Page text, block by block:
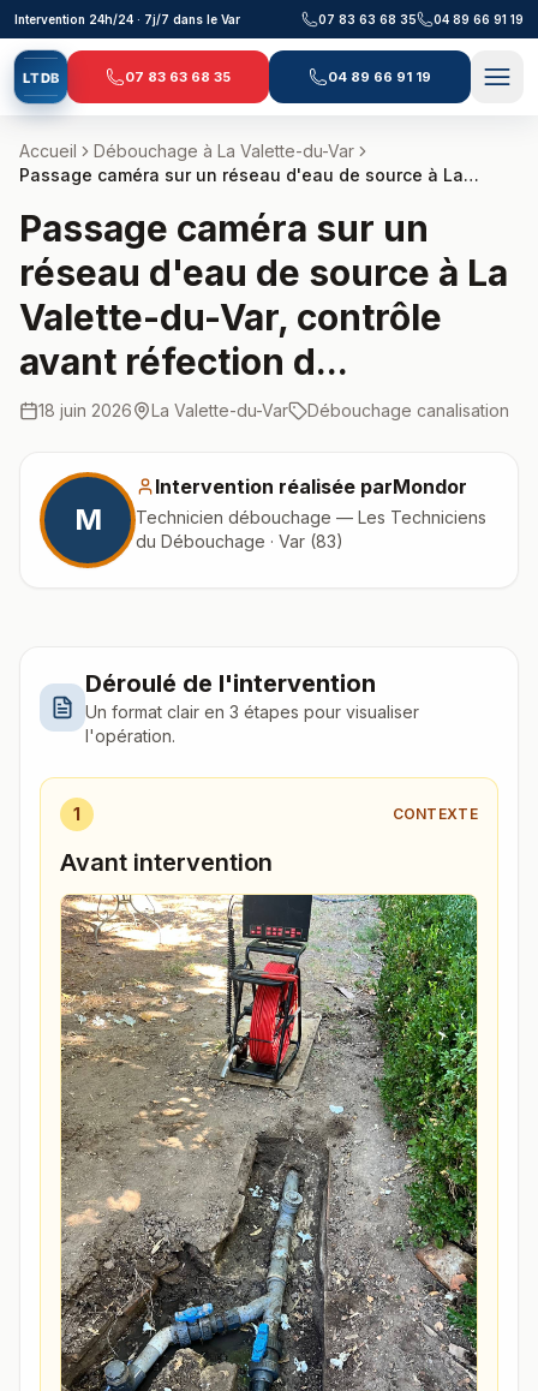
Aller au contenu principal
Intervention 24h/24 · 7j/7 dans le Var 07 83 63 68 35 04 89 66 91 19
LTDB 07 83 63 68 35 04 89 66 91 19
Accueil Débouchage à La Valette-du-Var
Passage caméra sur un réseau d'eau de source à La
Passage caméra sur un
réseau d'eau de source à La
Valette-du-Var, contrôle
avant réfection d...
18 juin 2026 La Valette-du-Var Débouchage canalisation
M
Intervention réalisée parMondor
Technicien débouchage — Les Techniciens
du Débouchage · Var (83)
Déroulé de l'intervention
Un format clair en 3 étapes pour visualiser
l'opération.
1 CONTEXTE
Avant intervention